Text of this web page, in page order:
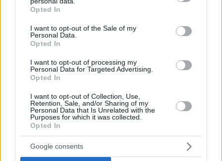
grant or deny consent to Google and its third-party tags to
use your data for below specified purposes in below Google
consent section.
Opted In
I want to opt-out of the Sale of my
Personal Data.
Opted In
I want to opt-out of processing my
Personal Data for Targeted Advertising.
Opted In
I want to opt-out of Collection, Use,
Retention, Sale, and/or Sharing of my
Personal Data that Is Unrelated with the
Purposes for which it was collected.
Opted In
Google consents